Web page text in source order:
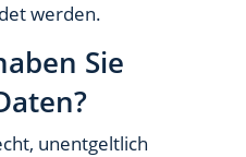
werden.
Sie
unentgeltlich